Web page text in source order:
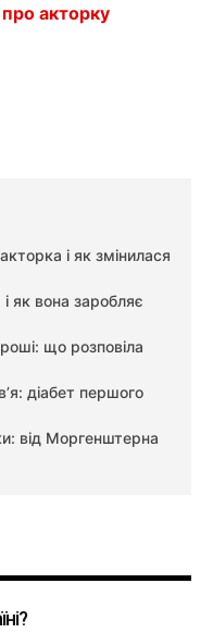
акторку
і як змінилася
як вона заробляє
що розповіла
діабет першого
від Моргенштерна